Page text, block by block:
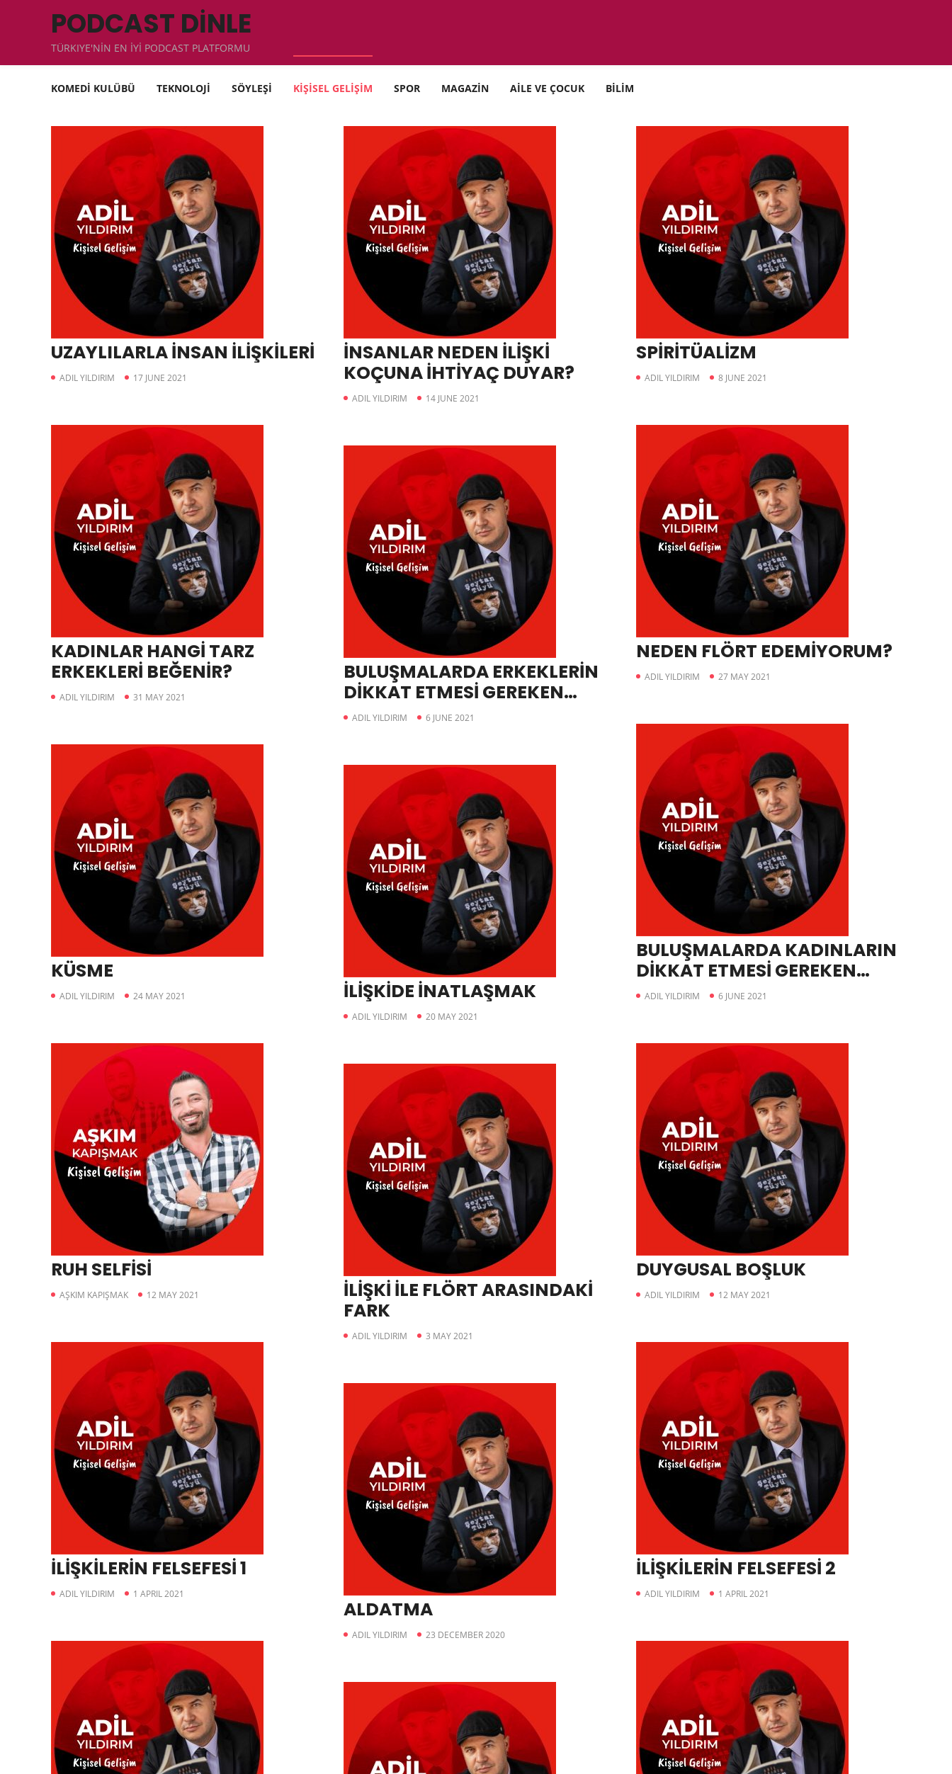
PODCAST DİNLE
TÜRKIYE'NİN EN İYİ PODCAST PLATFORMU
KOMEDİ KULÜBÜ TEKNOLOJİ SÖYLEŞİ KİŞİSEL GELİŞİM SPOR MAGAZİN AİLE VE ÇOCUK BİLİM
UZAYLILARLA İNSAN İLİŞKİLERİ
ADIL YILDIRIM 17 JUNE 2021
İNSANLAR NEDEN İLİŞKİ
KOÇUNA İHTİYAÇ DUYAR?
ADIL YILDIRIM 14 JUNE 2021
SPİRİTÜALİZM
ADIL YILDIRIM 8 JUNE 2021
KADINLAR HANGİ TARZ
ERKEKLERİ BEĞENİR?
ADIL YILDIRIM 31 MAY 2021
NEDEN FLÖRT EDEMİYORUM?
ADIL YILDIRIM 27 MAY 2021
BULUŞMALARDA ERKEKLERİN
DİKKAT ETMESİ GEREKEN
HUSUSLAR
ADIL YILDIRIM 6 JUNE 2021
BULUŞMALARDA KADINLARIN
DİKKAT ETMESİ GEREKEN
HUSUSLAR
ADIL YILDIRIM 6 JUNE 2021
KÜSME
ADIL YILDIRIM 24 MAY 2021 İLİŞKİDE İNATLAŞMAK
ADIL YILDIRIM 20 MAY 2021
RUH SELFİSİ
AŞKIM KAPIŞMAK 12 MAY 2021
DUYGUSAL BOŞLUK
ADIL YILDIRIM 12 MAY 2021
İLİŞKİ İLE FLÖRT ARASINDAKİ
FARK
ADIL YILDIRIM 3 MAY 2021
İLİŞKİLERİN FELSEFESİ 1
ADIL YILDIRIM 1 APRIL 2021
İLİŞKİLERİN FELSEFESİ 2
ADIL YILDIRIM 1 APRIL 2021
ALDATMA
ADIL YILDIRIM 23 DECEMBER 2020